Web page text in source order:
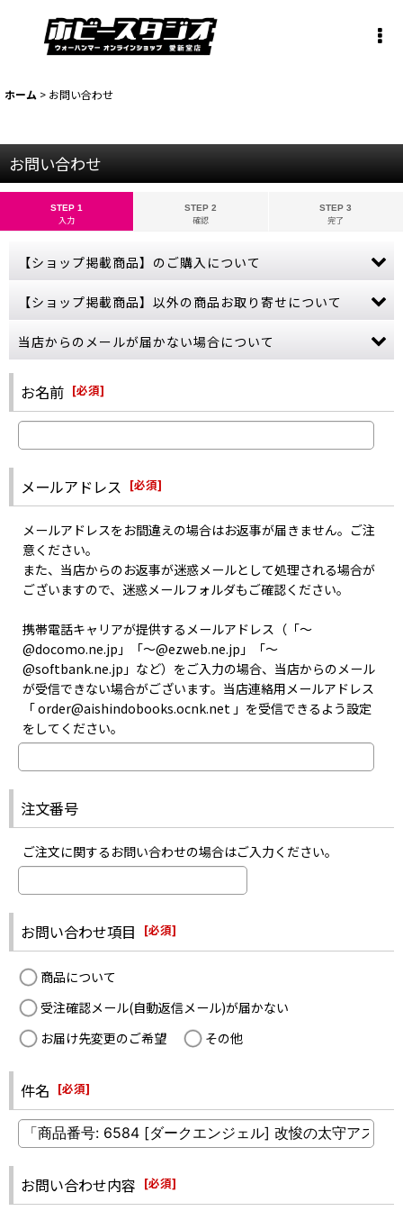
ホーム > お問い合わせ
お問い合わせ
STEP 1
入力
STEP 2
確認
STEP 3
完了
【ショップ掲載商品】のご購入について
ん。
さい。
売切れにつきカートボタンが押せない商品につきましては、誠に申
し訳ございませんが、商品入荷まで今しばらくお待ちください。
【ショップ掲載商品】以外の商品お取り寄せについて
ございます。
ゲームズワークショップの公式サイトをご参照いただき、商品名・
金額などの詳しい情報をお教えください。
お取り寄せはメーカーの在庫状況次第となるため、お問い合わせを
いただいても、正確な商品入荷日はお答えできない場合がございま
す。
また、メーカーにて生産が終了した商品のお取り寄せは出来ませ
ん。
あらかじめご了承ください。
当店からのメールが届かない場合について
ご購入やお問い合わせから数日経っても当店からの連絡が無い場
合、受信拒否やフィルターなどの設定により、当店からのメールが
届いていない可能性がございます。
・迷惑メールフォルダに入っていないか
・指定以外受信拒否やパソコンメール拒否などの設定をしていない
か
・記入した自分のメールアドレスは間違っていなかったか
などをご確認のうえお問い合わせください。
お名前 [必須]
メールアドレス [必須]
メールアドレスをお間違えの場合はお返事が届きません。ご注
意ください。
また、当店からのお返事が迷惑メールとして処理される場合が
ございますので、迷惑メールフォルダもご確認ください。
携帯電話キャリアが提供するメールアドレス（「〜
@docomo.ne.jp」「〜@ezweb.ne.jp」「〜
@softbank.ne.jp」など）をご入力の場合、当店からのメール
が受信できない場合がございます。当店連絡用メールアドレス
「 order@aishindobooks.ocnk.net 」を受信できるよう設定
をしてください。
注文番号
ご注文に関するお問い合わせの場合はご入力ください。
お問い合わせ項目 [必須]
商品について
受注確認メール(自動返信メール)が届かない
お届け先変更のご希望
その他
件名 [必須]
お問い合わせ内容 [必須]